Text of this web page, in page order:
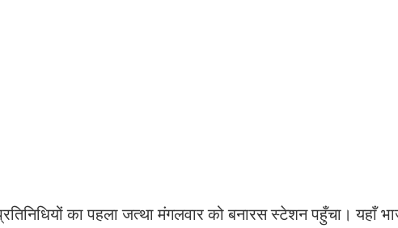
का पहला जत्था मंगलवार को बनारस स्टेशन पहुँचा। यहाँ